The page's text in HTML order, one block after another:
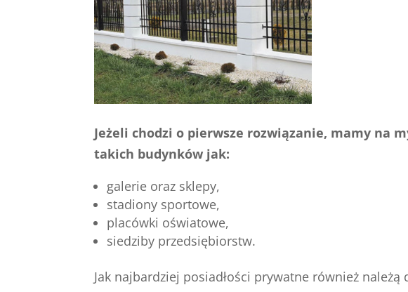
Jeżeli chodzi o pierwsze rozwiązanie, mamy na
takich budynków jak:
galerie oraz sklepy,
stadiony sportowe,
placówki oświatowe,
siedziby przedsiębiorstw.
Jak najbardziej posiadłości prywatne również